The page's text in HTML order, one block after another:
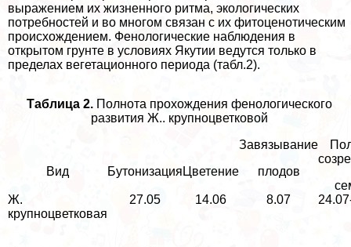
выражением их жизненного ритма, экологических
потребностей и во многом связан с их фитоценотическим
происхождением. Фенологические наблюдения в
открытом грунте в условиях Якутии ведутся только в
пределах вегетационного периода (табл.2).
Таблица 2. Полнота прохождения фенологического
развития Ж.. крупноцветковой
Вид Бутонизация Цветение
Завязывание
плодов
Ж.
крупноцветковая
27.05 14.06 8.07